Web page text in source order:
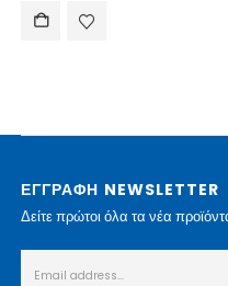
ΕΓΓΡΑΦΗ NEWSLETTER
Δείτε πρώτοι όλα τα νέα